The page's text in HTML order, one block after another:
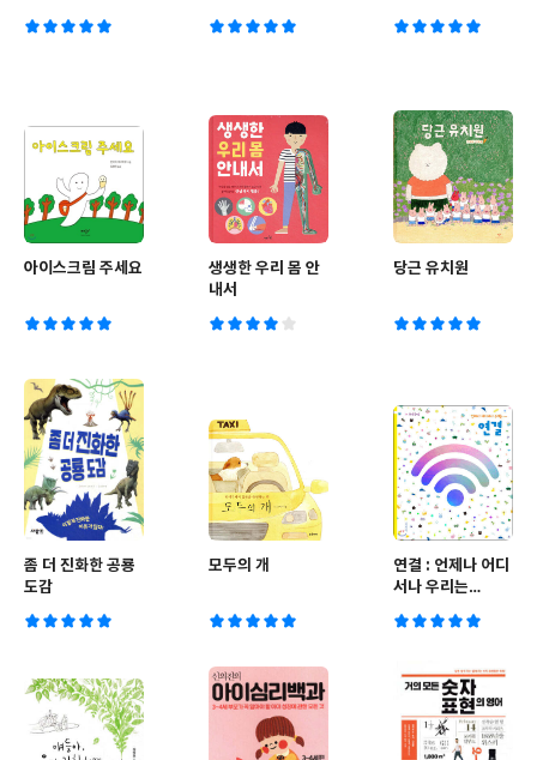
아이스크림 주세요
생생한 우리 몸 안
내서
당근 유치원
좀 더 진화한 공룡
도감
모두의 개
연결 : 언제나 어디
서나 우리는…